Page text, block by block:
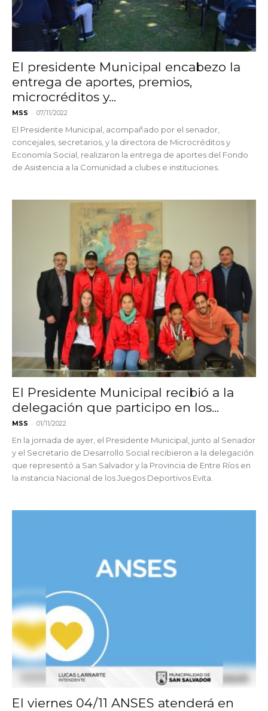
El presidente Municipal encabezo la
entrega de aportes, premios,
microcréditos y...
MSS - 07/11/2022
El Presidente Municipal, acompañado por el senador,
concejales, secretarios, y la directora de Microcréditos y
Economía Social, realizaron la entrega de aportes del Fondo
de Asistencia a la Comunidad a clubes e instituciones.
El Presidente Municipal recibió a la
delegación que participo en los...
MSS - 01/11/2022
En la jornada de ayer, el Presidente Municipal, junto al Senador
y el Secretario de Desarrollo Social recibieron a la delegación
que representó a San Salvador y la Provincia de Entre Ríos en
la instancia Nacional de los Juegos Deportivos Evita.
El viernes 04/11 ANSES atenderá en